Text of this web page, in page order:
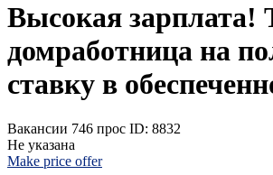
Высокая зарплата!
домработница на
ставку в
Вакансии 746 прос ID: 8832
Не указана
Make price offer